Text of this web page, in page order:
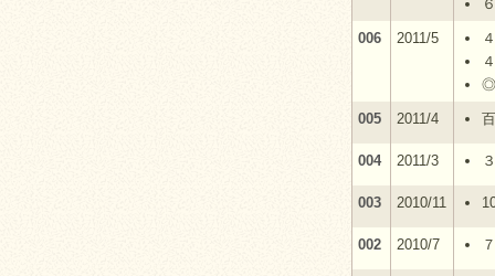
006 2011/5
◎
005 2011/4
004 2011/3
003 2010/11
002 2010/7